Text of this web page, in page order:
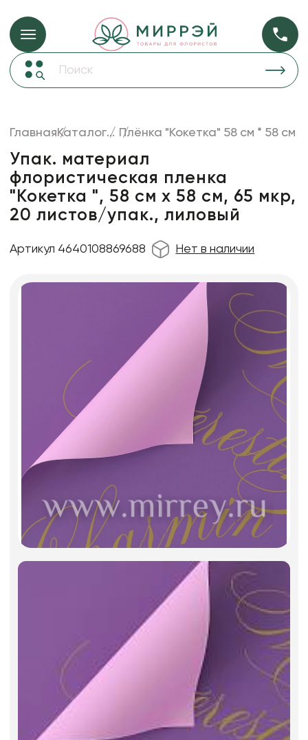
Упаковка для цветов и подарков Упаковка для
прозрачная
Лента
Товары для флористов
Декоративные вазы, кашпо
Изделия из металла
ГлавнаяКаталог... Плёнка "Кокетка" 58 см * 58 см
Упак. материал
флористическая пленка
"Кокетка ", 58 см х 58 см, 65 мкр,
20 листов/упак., лиловый
Артикул 4640108869688 Нет в наличии